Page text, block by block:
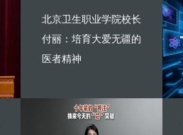
北京卫生职业学院校长
付丽：培育大爱无疆的
医者精神